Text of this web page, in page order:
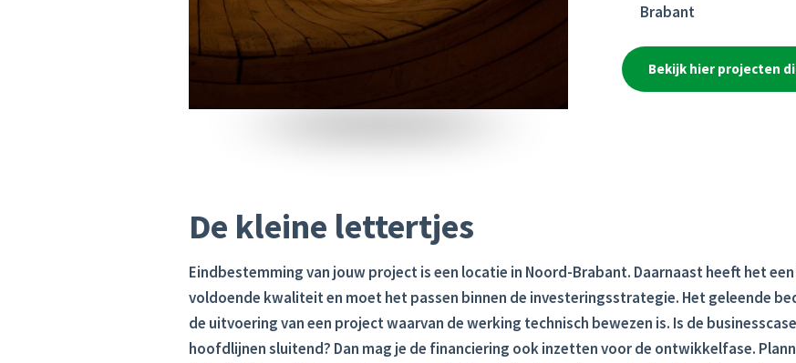
Brabant
Bekijk hier projecten
De kleine lettertjes
Eindbestemming van jouw project is een locatie in Noord-Brabant. Daarnaast heeft het
voldoende kwaliteit en moet het passen binnen de investeringsstrategie. Het geleende
de uitvoering van een project waarvan de werking technisch bewezen is. Is de
hoofdlijnen sluitend? Dan mag je de financiering ook inzetten voor de ontwikkelfase.